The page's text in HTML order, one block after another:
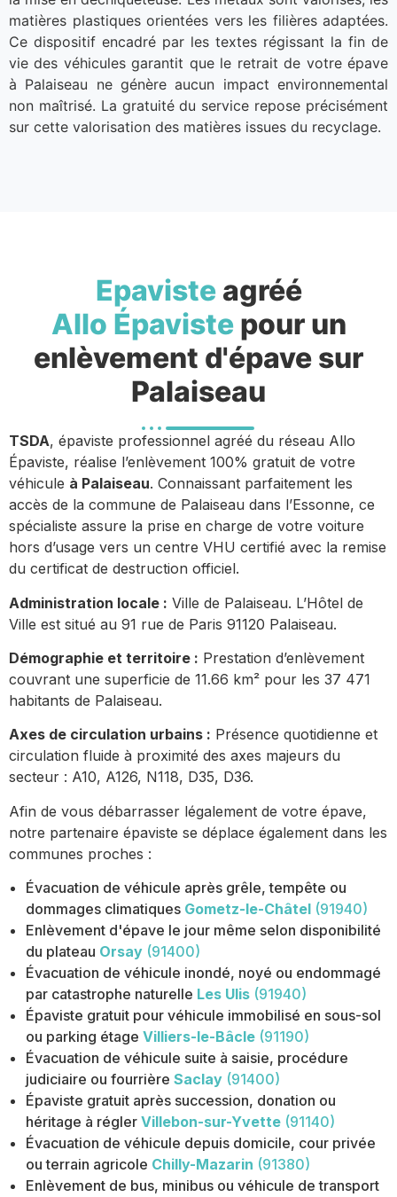
matières plastiques orientées vers les filières adaptées.
Ce dispositif encadré par les textes régissant la fin de
vie des véhicules garantit que le retrait de votre épave
à Palaiseau ne génère aucun impact environnemental
non maîtrisé. La gratuité du service repose précisément
sur cette valorisation des matières issues du recyclage.
Epavisteagréé
Allo Épavistepour un
enlèvement d'épave sur
Palaiseau
TSDA, épaviste professionnel agréé du réseau Allo
Épaviste, réalise l’enlèvement 100% gratuit de votre
véhicule à Palaiseau. Connaissant parfaitement les
accès de la commune de Palaiseau dans l’Essonne, ce
spécialiste assure la prise en charge de votre voiture
hors d’usage vers un centre VHU certifié avec la remise
du certificat de destruction officiel.
Administration locale : Ville de Palaiseau. L’Hôtel de
Ville est situé au 91 rue de Paris 91120 Palaiseau.
Démographie et territoire : Prestation d’enlèvement
couvrant une superficie de 11.66 km² pour les 37 471
habitants de Palaiseau.
Axes de circulation urbains : Présence quotidienne et
circulation fluide à proximité des axes majeurs du
secteur : A10, A126, N118, D35, D36.
Afin de vous débarrasser légalement de votre épave,
notre partenaire épaviste se déplace également dans les
communes proches :
Évacuation de véhicule après grêle, tempête ou
dommages climatiques Gometz-le-Châtel (91940)
Enlèvement d'épave le jour même selon disponibilité
du plateau Orsay (91400)
Évacuation de véhicule inondé, noyé ou endommagé
par catastrophe naturelle Les Ulis (91940)
Épaviste gratuit pour véhicule immobilisé en sous-sol
ou parking étage Villiers-le-Bâcle (91190)
Évacuation de véhicule suite à saisie, procédure
judiciaire ou fourrière Saclay (91400)
Épaviste gratuit après succession, donation ou
héritage à régler Villebon-sur-Yvette (91140)
Évacuation de véhicule depuis domicile, cour privée
ou terrain agricole Chilly-Mazarin (91380)
Enlèvement de bus, minibus ou véhicule de transport